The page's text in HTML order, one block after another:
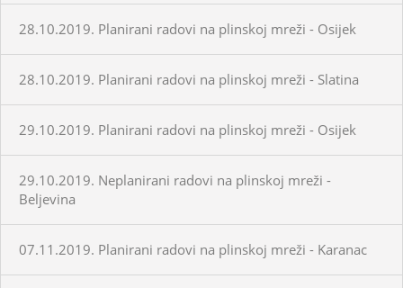
28.10.2019. Planirani radovi na plinskoj mreži - Osijek
28.10.2019. Planirani radovi na plinskoj mreži - Slatina
29.10.2019. Planirani radovi na plinskoj mreži - Osijek
29.10.2019. Neplanirani radovi na plinskoj mreži -
Beljevina
07.11.2019. Planirani radovi na plinskoj mreži - Karanac